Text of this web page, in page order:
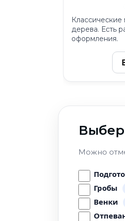
Классические
дерева. Есть
оформления.
Можно
Гробы
Венки